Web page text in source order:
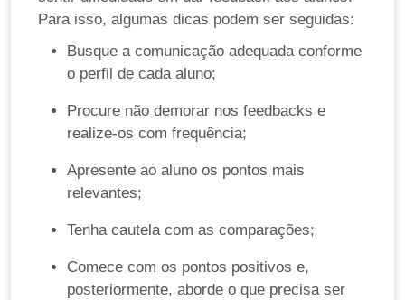
Para isso, algumas dicas podem ser seguidas:
Busque a comunicação adequada conforme
o perfil de cada aluno;
Procure não demorar nos feedbacks e
realize-os com frequência;
Apresente ao aluno os pontos mais
relevantes;
Tenha cautela com as comparações;
Comece com os pontos positivos e,
posteriormente, aborde o que precisa ser